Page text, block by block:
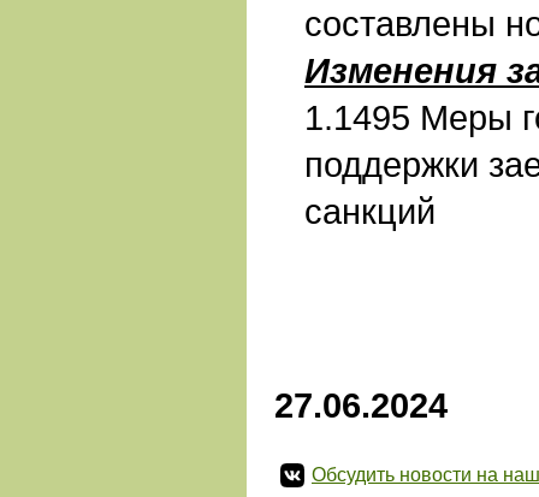
составлены
Изменения
1.1495 Меры
поддержки
санкций
27.06.2024
Обсудить новости на